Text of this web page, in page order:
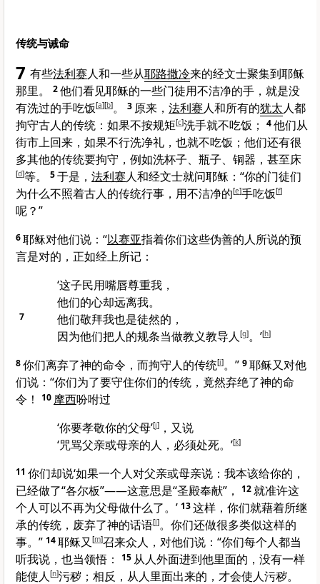
传统与诫命
7 有些法利赛人和一些从耶路撒冷来的经文士聚集到耶稣
那里。
2他们看见耶稣的一些门徒用不洁净的手，就是没
有洗过的手吃饭[a][b]。 3 原来， 法利赛人和所有的犹太人都
拘守古人的传统：如果不按规矩[c]洗手就不吃饭； 4他们从
街市上回来，如果不行洗净礼，也就不吃饭；他们还有很
多其他的传统要拘守，例如洗杯子、瓶子、铜器，甚至床
[d]等。 5于是， 法利赛人和经文士就问耶稣：“你的门徒们
为什么不照着古人的传统行事，用不洁净的[e]手吃饭[f]
呢？”
6耶稣对他们说： “以赛亚指着你们这些伪善的人所说的预
言是对的，正如经上所记：
‘这子民用嘴唇尊重我，
他们的心却远离我。
7
他们敬拜我也是徒然的，
因为他们把人的规条当做教义教导人[g]。’[h]
8你们离弃了神的命令，而拘守人的传统[i]。” 9耶稣又对他
们说： “你们为了要守住你们的传统，竟然弃绝了神的命
令！
10 摩西吩咐过
‘你要孝敬你的父母’[j]，又说
‘咒骂父亲或母亲的人，必须处死。’[k]
11 你们却说‘如果一个人对父亲或母亲说：我本该给你的，
已经做了“各尔板”——这意思是“圣殿奉献”， 12就准许这
个人可以不再为父母做什么了。’ 13这样，你们就藉着所继
承的传统，废弃了神的话语[l]。你们还做很多类似这样的
事。” 14耶稣又[m]召来众人，对他们说： “你们每个人都当
听我说，也当领悟：
15 从人外面进到他里面的，没有一样
能使人[n]污秽；相反，从人里面出来的，才会使人污秽。